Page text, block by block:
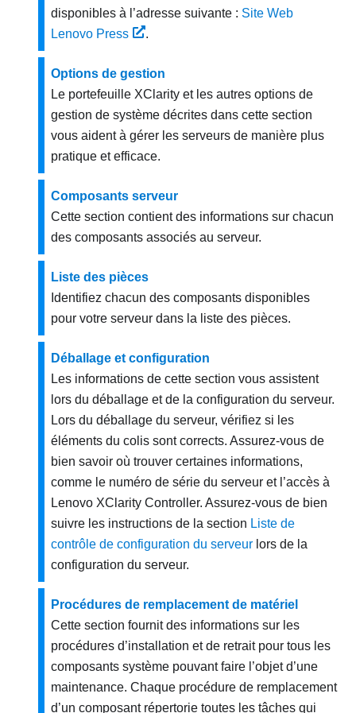
disponibles à l’adresse suivante : Site Web
Lenovo Press
.
Options de gestion
Le portefeuille XClarity et les autres options de
gestion de système décrites dans cette section
vous aident à gérer les serveurs de manière plus
pratique et efficace.
Composants serveur
Cette section contient des informations sur chacun
des composants associés au serveur.
Liste des pièces
Identifiez chacun des composants disponibles
pour votre serveur dans la liste des pièces.
Déballage et configuration
Les informations de cette section vous assistent
lors du déballage et de la configuration du serveur.
Lors du déballage du serveur, vérifiez si les
éléments du colis sont corrects. Assurez-vous de
bien savoir où trouver certaines informations,
comme le numéro de série du serveur et l’accès à
Lenovo XClarity Controller. Assurez-vous de bien
suivre les instructions de la section Liste de
contrôle de configuration du serveur lors de la
configuration du serveur.
Procédures de remplacement de matériel
Cette section fournit des informations sur les
procédures d’installation et de retrait pour tous les
composants système pouvant faire l’objet d’une
maintenance. Chaque procédure de remplacement
d’un composant répertorie toutes les tâches qui